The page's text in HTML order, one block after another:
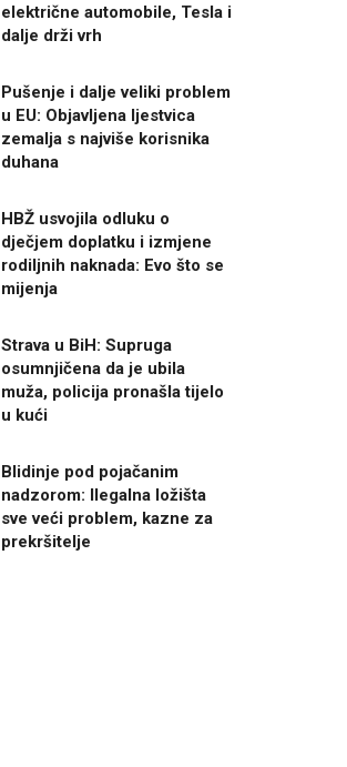
električne automobile, Tesla i
dalje drži vrh
Pušenje i dalje veliki problem
u EU: Objavljena ljestvica
zemalja s najviše korisnika
duhana
HBŽ usvojila odluku o
dječjem doplatku i izmjene
rodiljnih naknada: Evo što se
mijenja
Strava u BiH: Supruga
osumnjičena da je ubila
muža, policija pronašla tijelo
u kući
Blidinje pod pojačanim
nadzorom: Ilegalna ložišta
sve veći problem, kazne za
prekršitelje